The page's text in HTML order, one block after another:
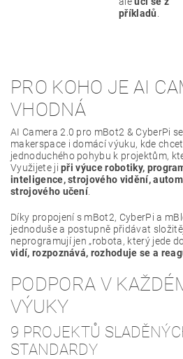
příkladů
PRO KOHO JE AI
VHODNÁ
AI Camera 2.0 pro mBot2 & CyberPi
makerspace i domácí výuku, kde
jednoduchého pohybu k projektům,
Využijete jipři výuce robotiky,
inteligence, strojového vidění,
strojového učení
Díky propojení s mBot2, CyberPi a
jednoduše a postupně přidávat
neprogramují jen „robota, který jede
vidí, rozpoznává, rozhoduje se a
PODPORA V
VÝUKY
9 PROJEKTŮ
STANDARDY